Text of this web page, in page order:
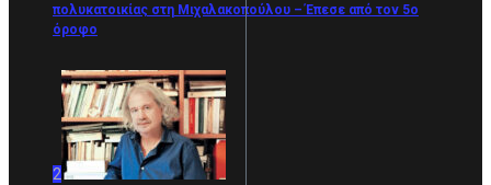
πολυκατοικίας στη Μιχαλακοπούλου – Έπεσε από τον 5ο
όροφο
2